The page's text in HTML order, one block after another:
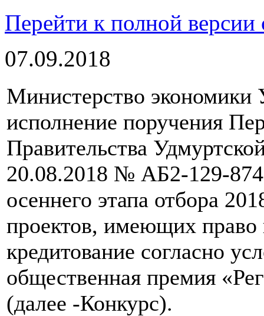
Перейти к полной версии
07.09.2018
Министерство экономики
исполнение поручения
Правительства
20.08.2018 № АБ2-129-
осеннего этапа отбора
проектов, имеющих право
кредитование согласно
общественная премия
(далее -Конкурс).